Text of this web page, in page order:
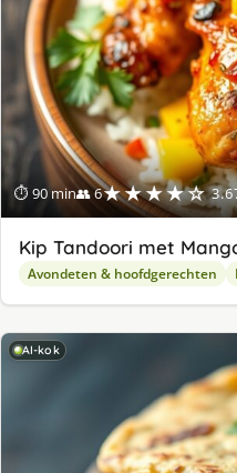
⏱ 90 min👥 6★★★★☆
Kip Tandoori met
Avondeten & hoofdgerechten
AI-kok